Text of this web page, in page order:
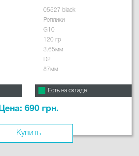
05527 black
Реплики
G10
120 гр
3.65мм
D2
87мм
Есть на складе
Цена: 690 грн.
Купить